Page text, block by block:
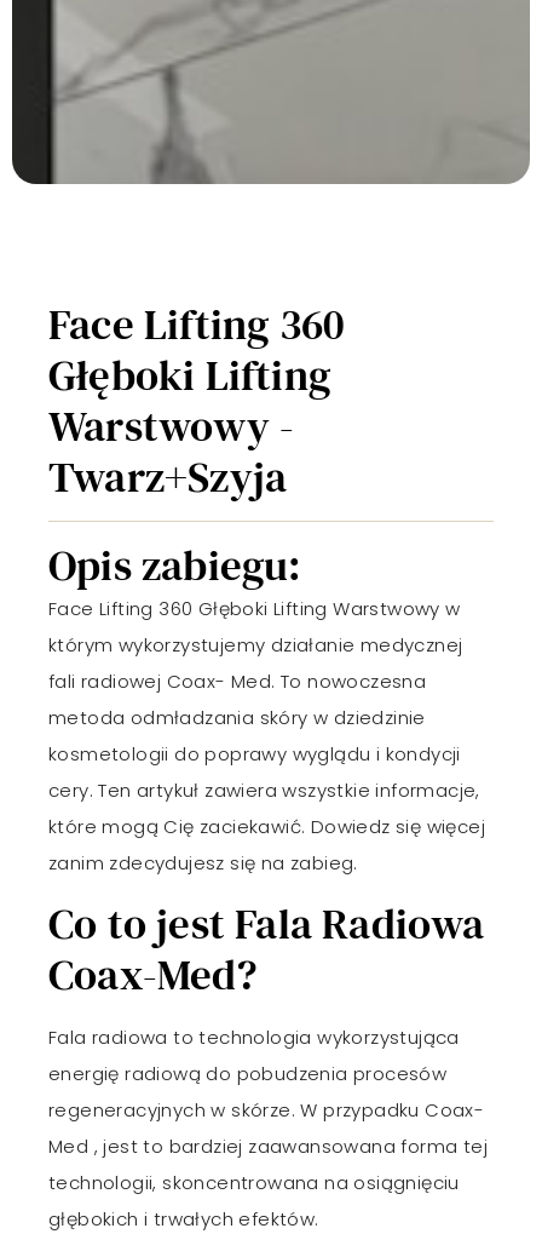
Face Lifting 360
Głęboki Lifting
Warstwowy -
Twarz+Szyja
Opis zabiegu:
Face Lifting 360 Głęboki Lifting Warstwowy w
którym wykorzystujemy działanie medycznej
fali radiowej Coax- Med. To nowoczesna
metoda odmładzania skóry w dziedzinie
kosmetologii do poprawy wyglądu i kondycji
cery. Ten artykuł zawiera wszystkie informacje,
które mogą Cię zaciekawić. Dowiedz się więcej
zanim zdecydujesz się na zabieg.
Co to jest Fala Radiowa
Coax-Med?
Fala radiowa to technologia wykorzystująca
energię radiową do pobudzenia procesów
regeneracyjnych w skórze. W przypadku Coax-
Med , jest to bardziej zaawansowana forma tej
technologii, skoncentrowana na osiągnięciu
głębokich i trwałych efektów.